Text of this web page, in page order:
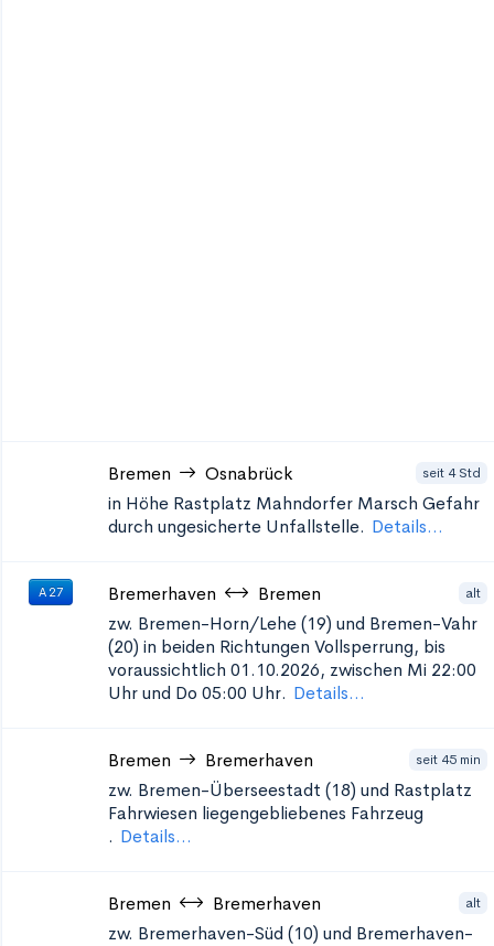
Bremen Osnabrück seit 4 Std
in Höhe Rastplatz Mahndorfer Marsch Gefahr
durch ungesicherte Unfallstelle. Details...
A 27 Bremerhaven Bremen alt
zw. Bremen-Horn/Lehe (19) und Bremen-Vahr
(20) in beiden Richtungen Vollsperrung, bis
voraussichtlich 01.10.2026, zwischen Mi 22:00
Uhr und Do 05:00 Uhr. Details...
Bremen Bremerhaven seit 45 min
zw. Bremen-Überseestadt (18) und Rastplatz
Fahrwiesen liegengebliebenes Fahrzeug
. Details...
Bremen Bremerhaven alt
zw. Bremerhaven-Süd (10) und Bremerhaven-